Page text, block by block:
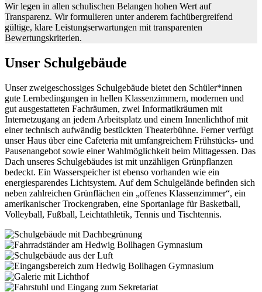
Wir legen in allen schulischen Belangen hohen Wert auf
Transparenz. Wir formulieren unter anderem fachübergreifend
gültige, klare Leistungserwartungen mit transparenten
Bewertungskriterien.
Unser Schulgebäude
Unser zweigeschossiges Schulgebäude bietet den Schüler*innen
gute Lernbedingungen in hellen Klassenzimmern, modernen und
gut ausgestatteten Fachräumen, zwei Informatikräumen mit
Internetzugang an jedem Arbeitsplatz und einem Innenlichthof mit
einer technisch aufwändig bestückten Theaterbühne. Ferner verfügt
unser Haus über eine Cafeteria mit umfangreichem Frühstücks- und
Pausenangebot sowie einer Wahlmöglichkeit beim Mittagessen. Das
Dach unseres Schulgebäudes ist mit unzähligen Grünpflanzen
bedeckt. Ein Wasserspeicher ist ebenso vorhanden wie ein
energiesparendes Lichtsystem. Auf dem Schulgelände befinden sich
neben zahlreichen Grünflächen ein „offenes Klassenzimmer“, ein
amerikanischer Trockengraben, eine Sportanlage für Basketball,
Volleyball, Fußball, Leichtathletik, Tennis und Tischtennis.